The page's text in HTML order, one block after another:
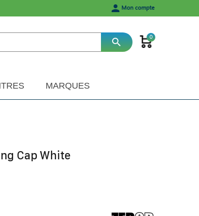
person Mon compte
search 0
MARQUES
Cap White